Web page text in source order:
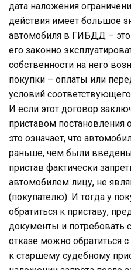
дата наложения
действия имеет большое
автомобиля в ГИБДД –
его законно
собственности на него
покупки – оплаты или
условий
И если этот договор
приставом постановления
это означает, что
раньше, чем были введены
пристав фактически
автомобилем лицу, не
(покупателю). И тогда у
обратиться к приставу,
документы и потребовать
отказе можно обратиться
к старшему судебному